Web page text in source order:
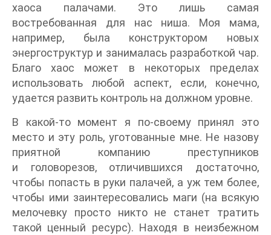
хаоса палачами. Это лишь самая
востребованная для нас ниша. Моя мама,
например, была конструктором новых
энергоструктур и занималась разработкой чар.
Благо хаос может в некоторых пределах
использовать любой аспект, если, конечно,
удается развить контроль на должном уровне.
В какой-то момент я по-своему принял это
место и эту роль, уготованные мне. Не назову
приятной компанию преступников
и головорезов, отличившихся достаточно,
чтобы попасть в руки палачей, а уж тем более,
чтобы ими заинтересовались маги (на всякую
мелочевку просто никто не станет тратить
такой ценный ресурс). Находя в неизбежном